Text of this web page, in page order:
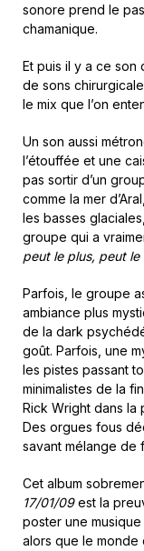
sonore prend le
chamanique.
Et puis il y a ce
de sons
le mix que l’on
Un son aussi
l’étouffée et une
pas sortir d’un
comme la mer
les basses
groupe qui a
peut le plus, peut le
Parfois, le groupe
ambiance plus
de la dark
goût. Parfois, une
les pistes passant
minimalistes de la
Rick Wright dans
Des orgues fous
savant mélange de
Cet album
17/01/09est la
poster une
alors que le